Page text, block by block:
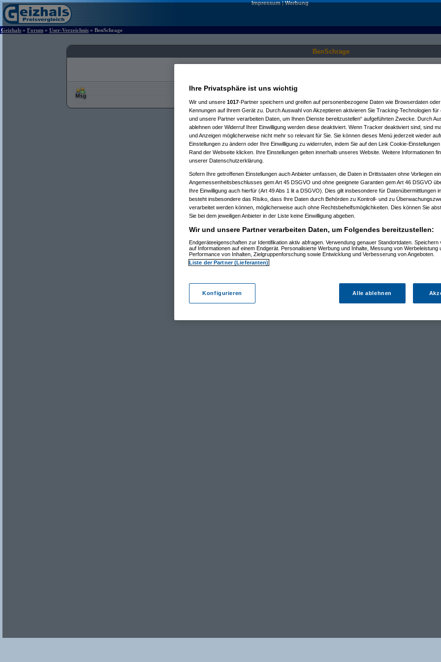
Impressum|Werbung
Geizhals » Forum » User-Verzeichnis » BenSchrage
BenSchrage
Ihre Privatsphäre ist uns wichtig
Wir und unsere 1017-Partner speichern und greifen auf personenbezogene Daten wie Browserdaten
Kennungen auf Ihrem Gerät zu. Durch Auswahl von Akzeptieren aktivieren Sie Tracking-Technologien für
und unsere Partner verarbeiten Daten, um Ihnen Dienste bereitzustellen“ aufgeführten Zwecke. Durch
ablehnen oder Widerruf Ihrer Einwilligung werden diese deaktiviert. Wenn Tracker deaktiviert sind, sind
und Anzeigen möglicherweise nicht mehr so relevant für Sie. Sie können dieses Menü jederzeit wieder
Einstellungen zu ändern oder Ihre Einwilligung zu widerrufen, indem Sie auf den Link Cookie-
Rand der Webseite klicken. Ihre Einstellungen gelten innerhalb unseres Website. Weitere Informationen
unserer Datenschutzerklärung.
Sofern Ihre getroffenen Einstellungen auch Anbieter umfassen, die Daten in Drittstaaten ohne Vorliegen
Angemessenheitsbeschlusses gem Art 45 DSGVO und ohne geeignete Garantien gem Art 46 DSGVO
Ihre Einwilligung auch hierfür (Art 49 Abs 1 lit a DSGVO). Dies gilt insbesondere für Datenübermittlungen
besteht insbesondere das Risiko, dass Ihre Daten durch Behörden zu Kontroll- und zu
verarbeitet werden können, möglicherweise auch ohne Rechtsbehelfsmöglichkeiten. Dies können Sie
Sie bei dem jeweiligen Anbieter in der Liste keine Einwilligung abgeben.
Wir und unsere Partner verarbeiten Daten, um Folgendes bereitzustellen:
Endgeräteeigenschaften zur Identifikation aktiv abfragen. Verwendung genauer Standortdaten. Speichern
auf Informationen auf einem Endgerät. Personalisierte Werbung und Inhalte, Messung von Werbeleistung
Performance von Inhalten, Zielgruppenforschung sowie Entwicklung und Verbesserung von Angeboten.
Liste der Partner (Lieferanten)
Konfigurieren Alle ablehnen